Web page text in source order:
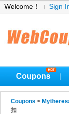
Welcome！ Sign
Coupons
Coupons >
扣